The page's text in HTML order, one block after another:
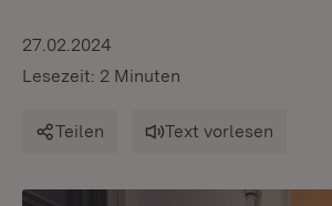
27.02.2024
Lesezeit: 2 Minuten
Teilen Text vorlesen